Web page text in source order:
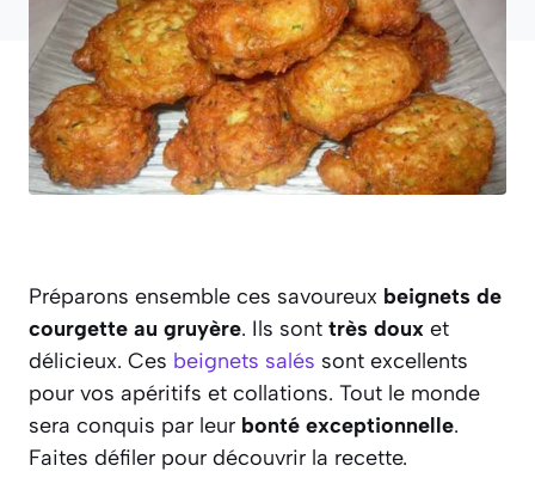
Préparons ensemble ces savoureux beignets de
courgette au gruyère. Ils sont très doux et
délicieux. Ces beignets salés sont excellents
pour vos apéritifs et collations. Tout le monde
sera conquis par leur bonté exceptionnelle.
Faites défiler pour découvrir la recette.